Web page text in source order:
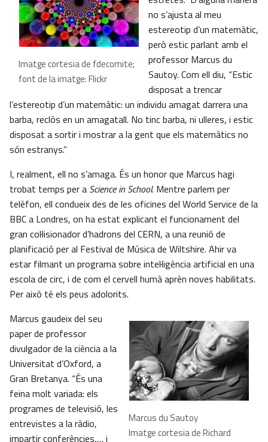
Imatge cortesia de fdecomite;
font de la imatge: Flickr
no s’ajusta al meu
estereotip d’un matemàtic,
però estic parlant amb el
professor Marcus du
Sautoy. Com ell diu, “Estic
disposat a trencar
l’estereotip d’un matemàtic: un individu amagat darrera una
barba, reclòs en un amagatall. No tinc barba, ni ulleres, i estic
disposat a sortir i mostrar a la gent que els matemàtics no
són estranys.”
I, realment, ell no s’amaga. És un honor que Marcus hagi
trobat temps per a Science in School. Mentre parlem per
telèfon, ell condueix des de les oficines del World Service de la
BBC a Londres, on ha estat explicant el funcionament del
gran col·lisionador d’hadrons del CERN, a una reunió de
planificació per al Festival de Música de Wiltshire. Ahir va
estar filmant un programa sobre intel·ligència artificial en una
escola de circ, i de com el cervell humà aprèn noves habilitats.
Per això té els peus adolorits.
Marcus du Sautoy
Imatge cortesia de Richard
Marcus gaudeix del seu
paper de professor
divulgador de la ciència a la
Universitat d’Oxford, a
Gran Bretanya. “És una
feina molt variada: els
programes de televisió, les
entrevistes a la ràdio,
impartir conferències,… i